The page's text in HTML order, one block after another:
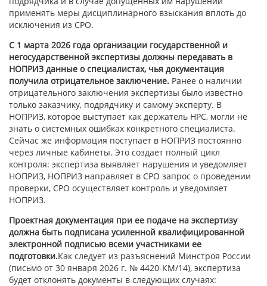
применять меры дисциплинарного взыскания вплоть до
исключения из СРО.
С 1 марта 2026 года организации государственной и
негосударственной экспертизы должны передавать в
НОПРИЗ данные о специалистах, чья документация
получила отрицательное заключение. Ранее о наличии
отрицательного заключения экспертизы было известно
только заказчику, подрядчику и самому эксперту. В
НОПРИЗ, которое выступает как держатель НРС, могли не
знать о системных ошибках конкретного специалиста.
Сейчас же информация поступает в НОПРИЗ постоянно
через личные кабинеты. Это создает полный цикл
контроля: экспертиза выявляет нарушения и уведомляет
НОПРИЗ, НОПРИЗ направляет в СРО запрос о проведении
проверки, СРО осуществляет контроль и уведомляет
НОПРИЗ.
Проектная документация при ее подаче на экспертизу
должна быть подписана усиленной квалифицированной
электронной подписью всеми участниками ее
подготовки.Как следует из разъяснений Минстроя России
(письмо от 30 января 2026 г. № 4420-КМ/14), экспертиза
будет отклонять документы в следующих случаях: